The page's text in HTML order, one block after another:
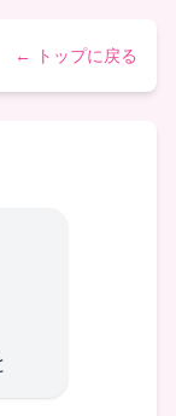
← トップに戻る